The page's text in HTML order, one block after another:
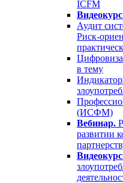
ICFM
Аудит
Риск-
в тему
(ИСФМ)
Вебинар.
развитии